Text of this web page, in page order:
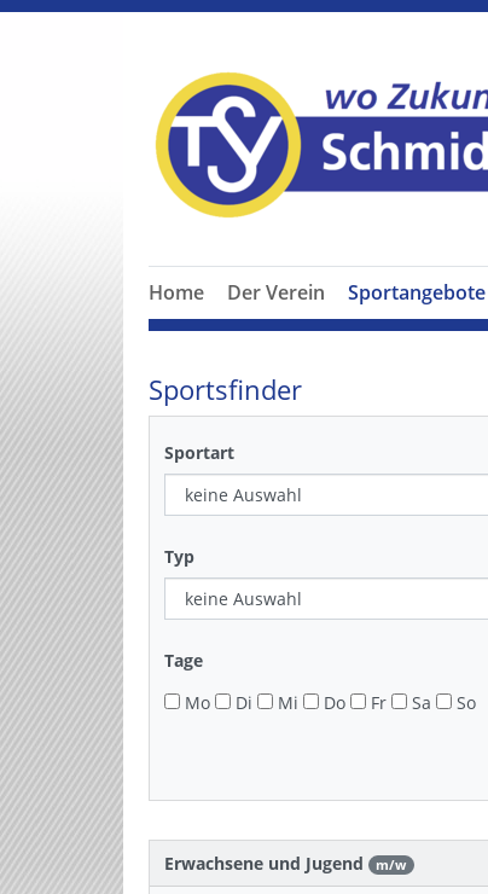
Home Der Verein Sportangebote
Sportsfinder
Sportart
Typ
Tage
Mo
Di Mi Do Fr Sa So
Erwachsene und Jugend m/w